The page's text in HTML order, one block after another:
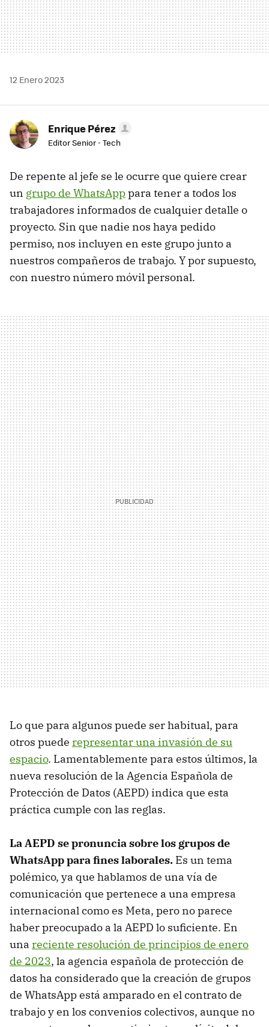
12 Enero 2023
Enrique Pérez
Editor Senior - Tech
De repente al jefe se le ocurre que quiere crear
un grupo de WhatsApppara tener a todos los
trabajadores informados de cualquier detalle o
proyecto. Sin que nadie nos haya pedido
permiso, nos incluyen en este grupo junto a
nuestros compañeros de trabajo. Y por supuesto,
con nuestro número móvil personal.
Lo que para algunos puede ser habitual, para
otros puede representar una invasión de su
espacio. Lamentablemente para estos últimos, la
nueva resolución de la Agencia Española de
Protección de Datos (AEPD) indica que esta
práctica cumple con las reglas.
La AEPD se pronuncia sobre los grupos de
WhatsApp para fines laborales. Es un tema
polémico, ya que hablamos de una vía de
comunicación que pertenece a una empresa
internacional como es Meta, pero no parece
haber preocupado a la AEPD lo suficiente. En
una reciente resolución de principios de enero
de 2023, la agencia española de protección de
datos ha considerado que la creación de grupos
de WhatsApp está amparado en el contrato de
trabajo y en los convenios colectivos, aunque no